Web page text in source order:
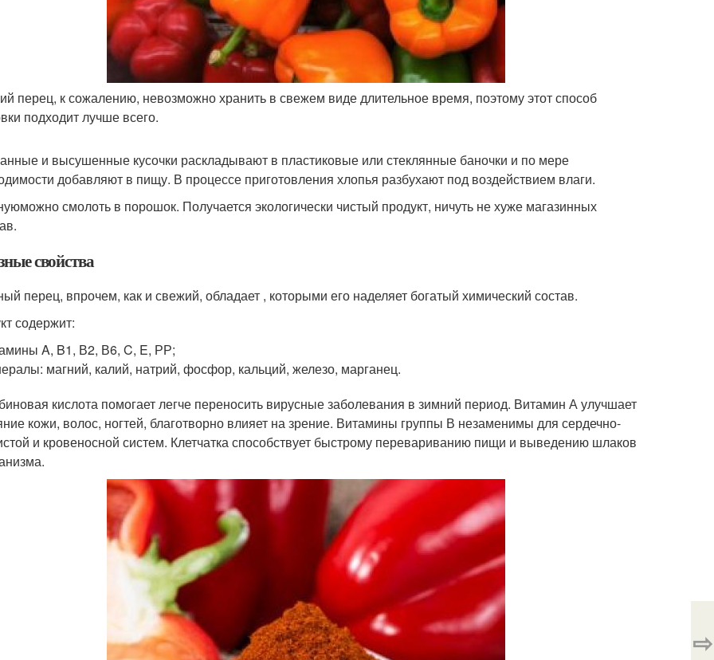
перец, к сожалению, невозможно хранить в свежем виде длительное время, поэтому этот способ
подходит лучше всего.
и высушенные кусочки раскладывают в пластиковые или стеклянные баночки и по мере
добавляют в пищу. В процессе приготовления хлопья разбухают под воздействием влаги.
смолоть в порошок. Получается экологически чистый продукт, ничуть не хуже магазинных
свойства
перец, впрочем, как и свежий, обладает , которыми его наделяет богатый химический состав.
содержит:
A, B1, В2, В6, C, E, РР;
магний, калий, натрий, фосфор, кальций, железо, марганец.
кислота помогает легче переносить вирусные заболевания в зимний период. Витамин А улучшает
кожи, волос, ногтей, благотворно влияет на зрение. Витамины группы В незаменимы для сердечно-
и кровеносной систем. Клетчатка способствует быстрому перевариванию пищи и выведению шлаков
⇨